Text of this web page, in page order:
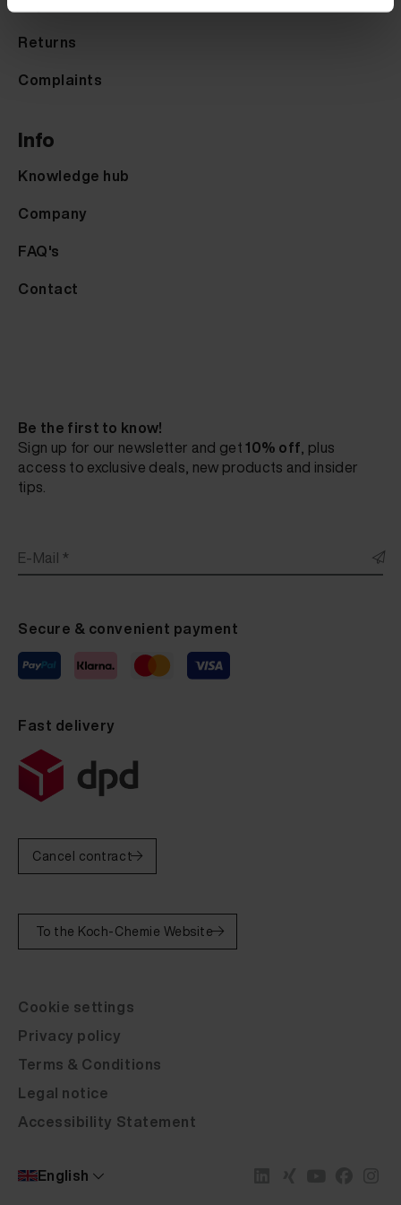
Payment options
Returns
Complaints
Info
Knowledge hub
Company
FAQ's
Contact
Be the first to know!
Sign up for our newsletter and get10% off, plus
access to exclusive deals, new products and insider
tips.
E-Mail *
Secure & convenient payment
Fast delivery
Cancel contract
To the Koch-Chemie Website
English
Cookie settings
Privacy policy
Terms & Conditions
Legal notice
Accessibility Statement